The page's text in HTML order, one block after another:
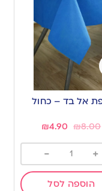
אל בד – כחול
₪8.00
₪4.90
+
-
הוספה לסל